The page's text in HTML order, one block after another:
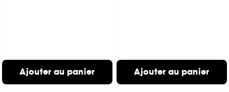
Ajouter au panier Ajouter au panier